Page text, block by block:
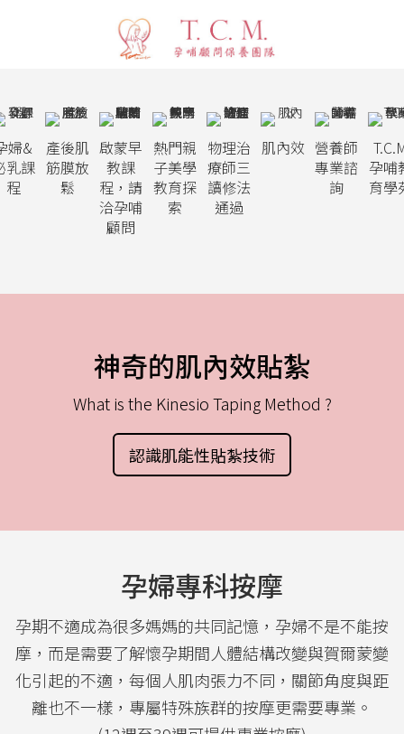
婦&
乳課
程
產後肌
筋膜放
鬆
啟蒙早
教課
程，請
洽孕哺
顧問
熱門親
子美學
教育探
索
物理治
療師三
讀修法
通過
肌內效 營養師
專業諮
詢
孕哺
育學
神奇的肌內效貼紮
What is the Kinesio Taping Method ?
認識肌能性貼紮技術
孕婦專科按摩
孕期不適成為很多媽媽的共同記憶，孕婦不是不能按
摩，而是需要了解懷孕期間人體結構改變與賀爾蒙變
化引起的不適，每個人肌肉張力不同，關節角度與距
離也不一樣，專屬特殊族群的按摩更需要專業。